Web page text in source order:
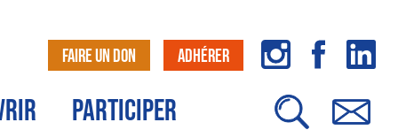
FAIRE UN DON ADHÉRER
PARTICIPER